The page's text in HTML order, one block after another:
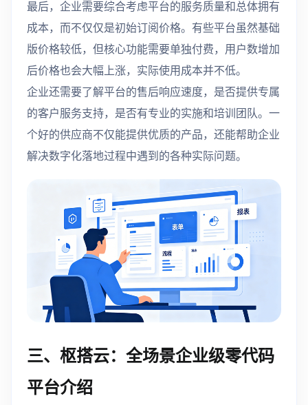
最后，企业需要综合考虑平台的服务质量和总体拥有
成本，而不仅仅是初始订阅价格。有些平台虽然基础
版价格较低，但核心功能需要单独付费，用户数增加
后价格也会大幅上涨，实际使用成本并不低。
企业还需要了解平台的售后响应速度，是否提供专属
的客户服务支持，是否有专业的实施和培训团队。一
个好的供应商不仅能提供优质的产品，还能帮助企业
解决数字化落地过程中遇到的各种实际问题。
三、枢搭云：全场景企业级零代码
平台介绍